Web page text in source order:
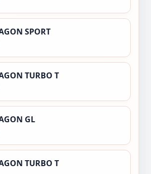
SPORT
TURBO T
GL
TURBO T